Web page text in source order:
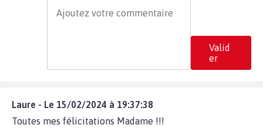
Valid
er
Laure - Le 15/02/2024 à 19:37:38
Toutes mes félicitations Madame !!!